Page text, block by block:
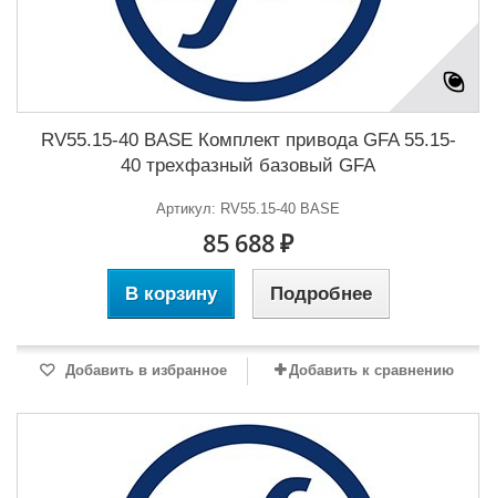
RV55.15-40 BASE Комплект привода GFA 55.15-
40 трехфазный базовый GFA
Артикул: RV55.15-40 BASE
85 688 ₽
В корзину Подробнее
Добавить в избранное Добавить к сравнению